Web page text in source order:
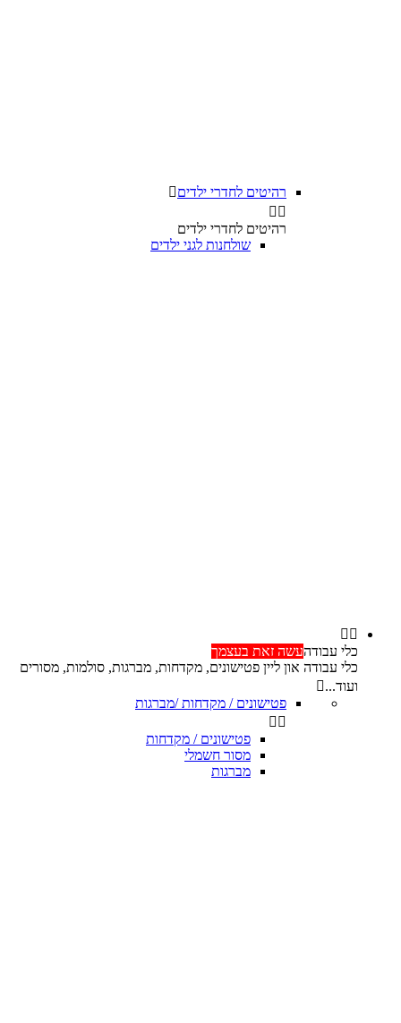
רהיטים לחדרי ילדים
 
רהיטים לחדרי ילדים
שולחנות לגני ילדים
 
כלי עבודהעשה זאת בעצמך
כלי עבודה און ליין פטישונים, מקדחות, מברגות, סולמות, מסורים
ועוד...
פטישונים / מקדחות /מברגות
 
פטישונים / מקדחות
מסור חשמלי
מברגות